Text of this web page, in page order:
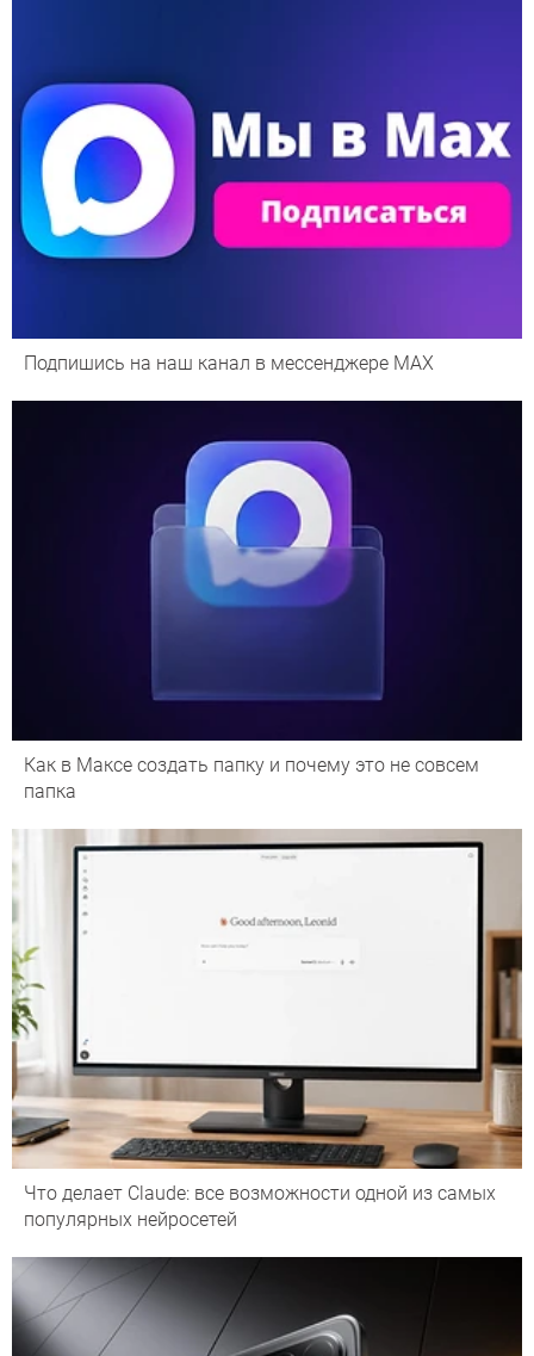
Подпишись на наш канал в мессенджере МАХ
Как в Максе создать папку и почему это не совсем
папка
Что делает Сlaude: все возможности одной из самых
популярных нейросетей